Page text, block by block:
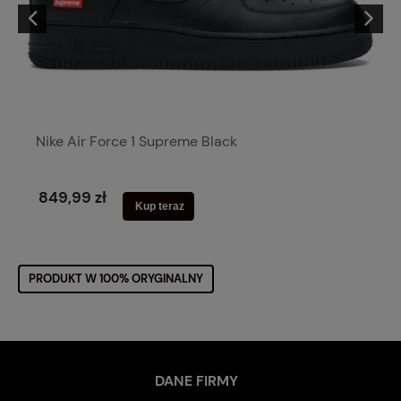
Nike Air Force 1 Supreme Black
849,99 zł Kup teraz
PRODUKT W 100% ORYGINALNY
DANE FIRMY